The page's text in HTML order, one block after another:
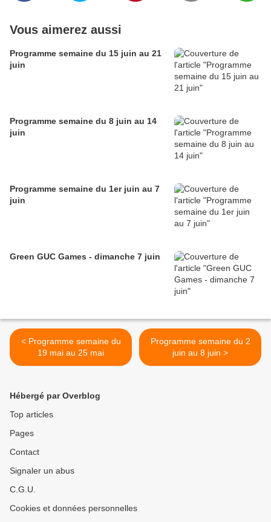
Vous aimerez aussi
Programme semaine du 15 juin au 21
juin
Programme semaine du 8 juin au 14
juin
Programme semaine du 1er juin au 7
juin
Green GUC Games - dimanche 7 juin
< Programme semaine du
19 mai au 25 mai
Programme semaine du 2
juin au 8 juin >
Hébergé par Overblog
Top articles
Pages
Contact
Signaler un abus
C.G.U.
Cookies et données personnelles